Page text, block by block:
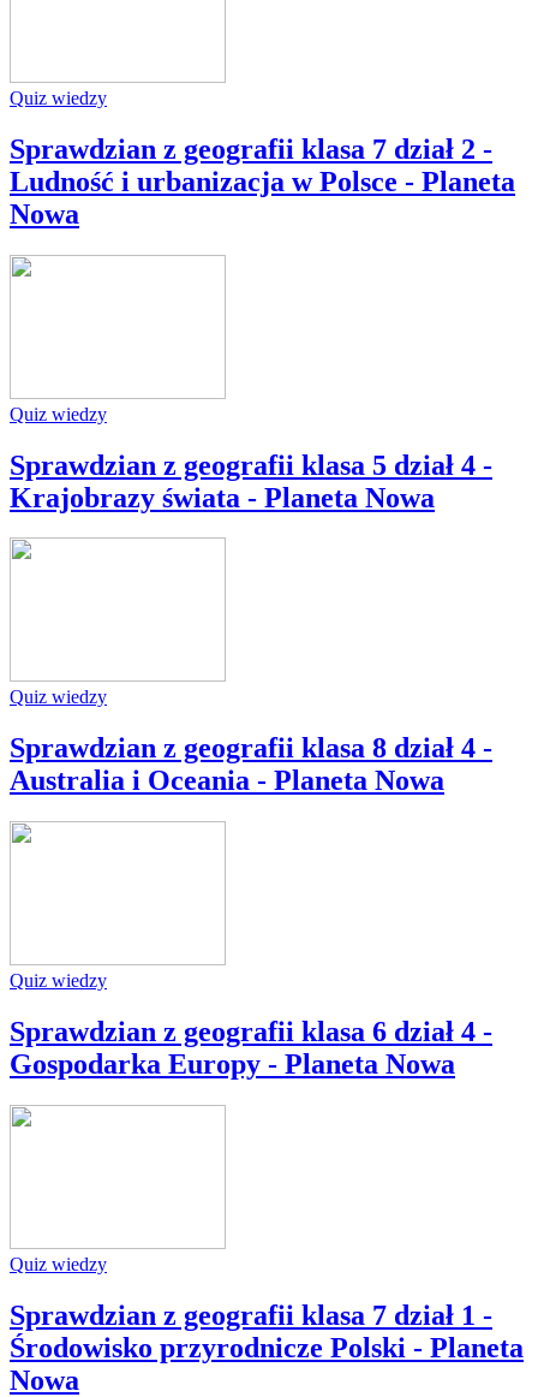
Quiz wiedzy
Sprawdzian z geografii klasa 7 dział 2 -
Ludność i urbanizacja w Polsce - Planeta
Nowa
Quiz wiedzy
Sprawdzian z geografii klasa 5 dział 4 -
Krajobrazy świata - Planeta Nowa
Quiz wiedzy
Sprawdzian z geografii klasa 8 dział 4 -
Australia i Oceania - Planeta Nowa
Quiz wiedzy
Sprawdzian z geografii klasa 6 dział 4 -
Gospodarka Europy - Planeta Nowa
Quiz wiedzy
Sprawdzian z geografii klasa 7 dział 1 -
Środowisko przyrodnicze Polski - Planeta
Nowa